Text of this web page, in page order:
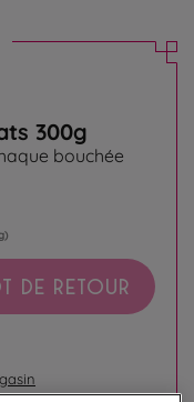
300g
bouchée
DE RETOUR